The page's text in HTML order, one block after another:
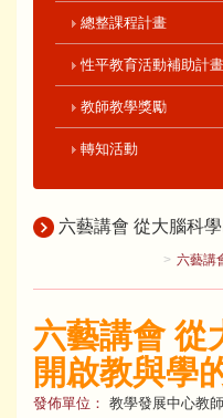
總整課程計畫
性平教育活動補助計畫
教師教學獎勵
轉知活動
六藝講會 從大腦科
六藝講
六藝講會 從
開啟教與學
發佈單位： 教學發展中心教